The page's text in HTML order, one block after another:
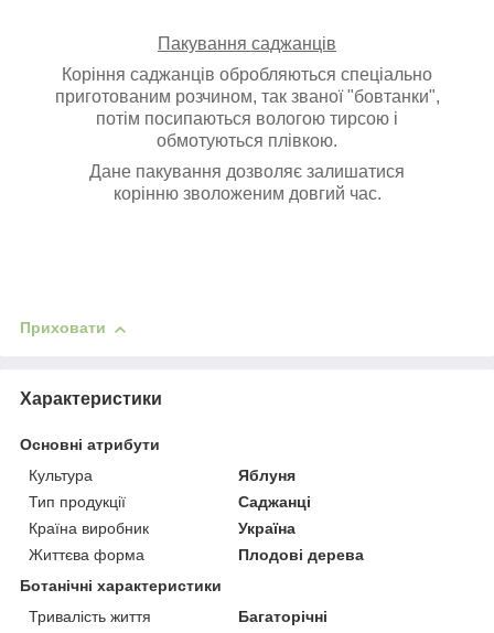
Пакування саджанців
Коріння саджанців обробляються спеціально
приготованим розчином, так званої "бовтанки",
потім посипаються вологою тирсою і
обмотуються плівкою.
Дане пакування дозволяє залишатися
корінню зволоженим довгий час.
Приховати
Характеристики
Основні атрибути
Культура
Яблуня
Тип продукції
Саджанці
Країна виробник
Україна
Життєва форма
Плодові дерева
Ботанічні характеристики
Тривалість життя
Багаторічні